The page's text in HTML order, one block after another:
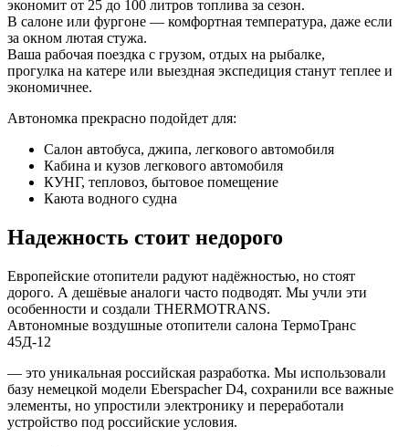
экономит от 25 до 100 литров топлива за сезон.
В салоне или фургоне — комфортная температура, даже если
за окном лютая стужа.
Ваша рабочая поездка с грузом, отдых на рыбалке,
прогулка на катере или выездная экспедиция станут теплее и
экономичнее.
Автономка прекрасно подойдет для:
Салон автобуса, джипа, легкового автомобиля
Кабина и кузов легкового автомобиля
КУНГ, тепловоз, бытовое помещение
Каюта водного судна
Надежность стоит недорого
Европейские отопители радуют надёжностью, но стоят
дорого. А дешёвые аналоги часто подводят. Мы учли эти
особенности и создали THERMOTRANS.
Автономные воздушные отопители салона ТермоТранс
45Д-12
— это уникальная российская разработка. Мы использовали
базу немецкой модели Eberspacher D4, сохранили все важные
элементы, но упростили электронику и переработали
устройство под российские условия.